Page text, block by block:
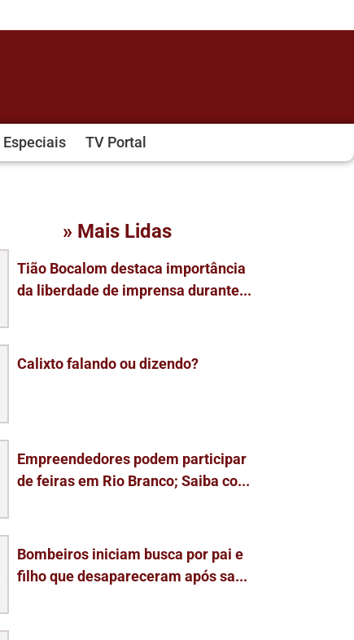
Especiais TV Portal
» Mais Lidas
Tião Bocalom destaca importância
da liberdade de imprensa durante...
Calixto falando ou dizendo?
Empreendedores podem participar
de feiras em Rio Branco; Saiba co...
Bombeiros iniciam busca por pai e
filho que desapareceram após sa...